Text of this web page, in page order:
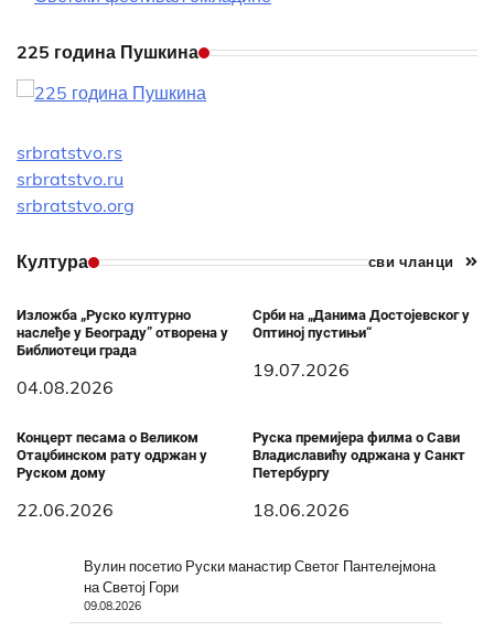
225 година Пушкина
srbratstvo.rs
srbratstvo.ru
srbratstvo.org
Култура сви чланци
Изложба „Руско културно
наслеђе у Београду” отворена у
Библиотеци града
04.08.2026
Срби на „Данима Достојевског у
Оптиној пустињи“
19.07.2026
Концерт песама о Великом
Отаџбинском рату одржан у
Руском дому
22.06.2026
Руска премијера филма о Сави
Владиславићу одржана у Санкт
Петербургу
18.06.2026
Вулин посетио Руски манастир Светог Пантелејмона
на Светој Гори
09.08.2026